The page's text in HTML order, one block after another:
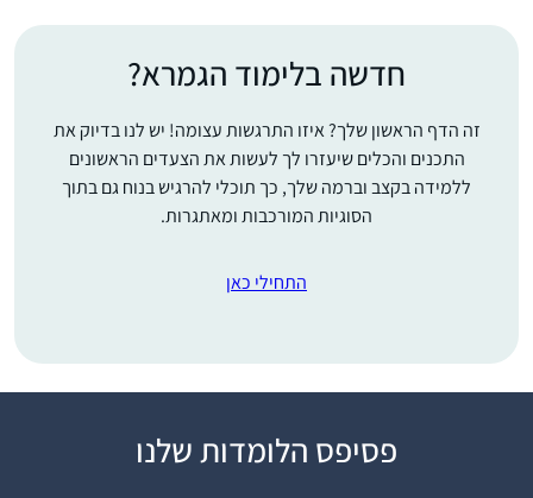
חדשה בלימוד הגמרא?
זה הדף הראשון שלך? איזו התרגשות עצומה! יש לנו בדיוק את
התכנים והכלים שיעזרו לך לעשות את הצעדים הראשונים
ללמידה בקצב וברמה שלך, כך תוכלי להרגיש בנוח גם בתוך
הסוגיות המורכבות ומאתגרות.
התחילי כאן
פסיפס הלומדות שלנו
התחלתי ללמוד בשנת